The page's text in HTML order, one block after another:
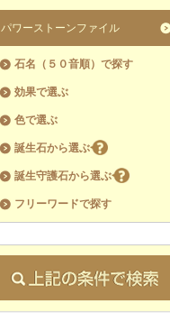
パワーストーンファイル
石名（５０音順）で探す
効果で選ぶ
色で選ぶ
誕生石から選ぶ
誕生守護石から選ぶ
フリーワードで探す